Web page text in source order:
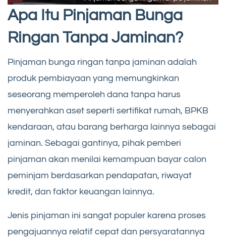
Apa Itu Pinjaman Bunga
Ringan Tanpa Jaminan?
Pinjaman bunga ringan tanpa jaminan adalah
produk pembiayaan yang memungkinkan
seseorang memperoleh dana tanpa harus
menyerahkan aset seperti sertifikat rumah, BPKB
kendaraan, atau barang berharga lainnya sebagai
jaminan. Sebagai gantinya, pihak pemberi
pinjaman akan menilai kemampuan bayar calon
peminjam berdasarkan pendapatan, riwayat
kredit, dan faktor keuangan lainnya.
Jenis pinjaman ini sangat populer karena proses
pengajuannya relatif cepat dan persyaratannya